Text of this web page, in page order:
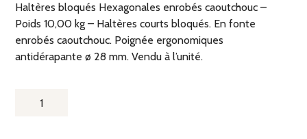
Haltères bloqués Hexagonales enrobés caoutchouc –
Poids 10,00 kg – Haltères courts bloqués. En fonte
enrobés caoutchouc. Poignée ergonomiques
antidérapante ø 28 mm. Vendu à l’unité.
QUANTITÉ